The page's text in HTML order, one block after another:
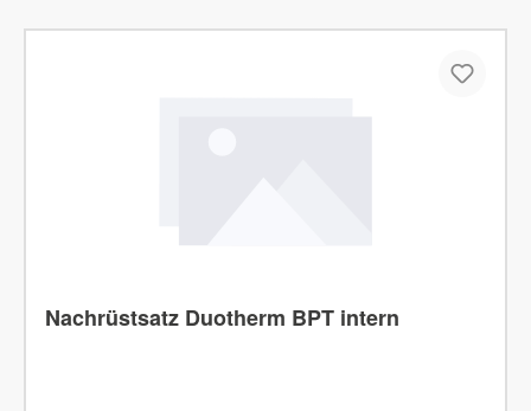
Nachrüstsatz Duotherm BPT intern